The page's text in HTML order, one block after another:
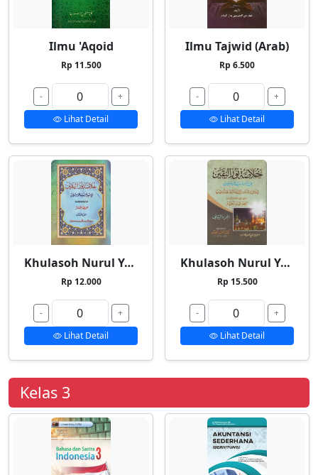
Ilmu 'Aqoid
Rp 11.500
-
+
Lihat Detail
Ilmu Tajwid (Arab)
Rp 6.500
-
+
Lihat Detail
Khulasoh Nurul Yaqin 1
Rp 12.000
-
+
Lihat Detail
Khulasoh Nurul Yaqin 2
Rp 15.500
-
+
Lihat Detail
Kelas 3